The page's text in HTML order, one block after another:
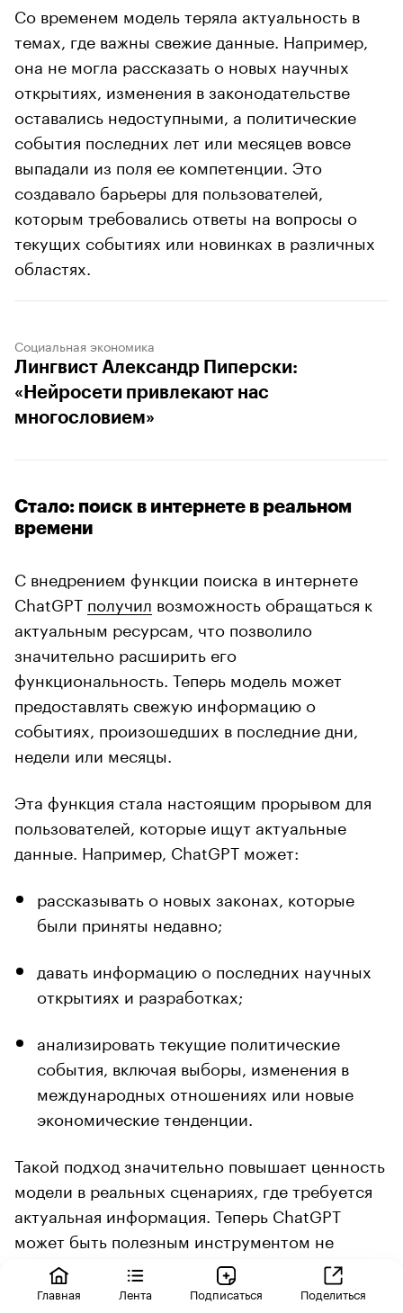
Со временем модель теряла актуальность в
темах, где важны свежие данные. Например,
она не могла рассказать о новых научных
открытиях, изменения в законодательстве
оставались недоступными, а политические
события последних лет или месяцев вовсе
выпадали из поля ее компетенции. Это
создавало барьеры для пользователей,
которым требовались ответы на вопросы о
текущих событиях или новинках в различных
областях.
Социальная экономика
Лингвист Александр Пиперски:
«Нейросети привлекают нас
многословием»
Стало: поиск в интернете в реальном
времени
С внедрением функции поиска в интернете
ChatGPT получил возможность обращаться к
актуальным ресурсам, что позволило
значительно расширить его
функциональность. Теперь модель может
предоставлять свежую информацию о
событиях, произошедших в последние дни,
недели или месяцы.
Эта функция стала настоящим прорывом для
пользователей, которые ищут актуальные
данные. Например, ChatGPT может:
рассказывать о новых законах, которые
были приняты недавно;
давать информацию о последних научных
открытиях и разработках;
анализировать текущие политические
события, включая выборы, изменения в
международных отношениях или новые
экономические тенденции.
Такой подход значительно повышает ценность
модели в реальных сценариях, где требуется
актуальная информация. Теперь ChatGPT
может быть полезным инструментом не
только для анализа и объяснения
исторических данных, но и для принятия
Главная Лента Подписаться Поделиться